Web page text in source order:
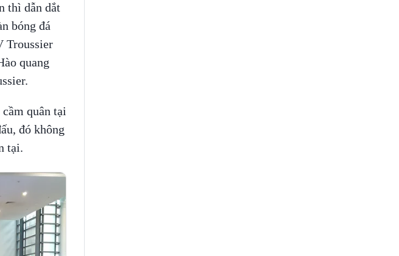
thì dẫn dắt
bóng đá
Troussier
quang
quân tại
đó không
tại.